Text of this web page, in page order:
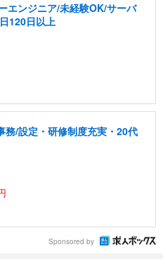
エンジニア/未経験OK/サーバ
120日以上
務/設定・研修制度充実・20代
Sponsored by